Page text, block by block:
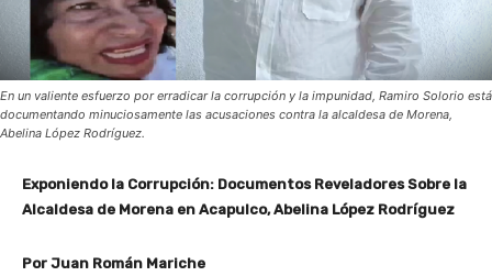
En un valiente esfuerzo por erradicar la corrupción y la impunidad, Ramiro Solorio está
documentando minuciosamente las acusaciones contra la alcaldesa de Morena,
Abelina López Rodríguez.
Exponiendo la Corrupción: Documentos Reveladores Sobre la
Alcaldesa de Morena en Acapulco, Abelina López Rodríguez
Por Juan Román Mariche